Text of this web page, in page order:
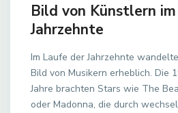
Bild von Künstlern
Jahrzehnte
Im Laufe der Jahrzehnte
Bild von Musikern erheblich. Die
Jahre brachten Stars wie The
oder Madonna, die durch